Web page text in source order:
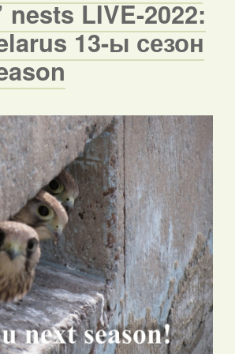
nests LIVE-2022:
13-ы сезон